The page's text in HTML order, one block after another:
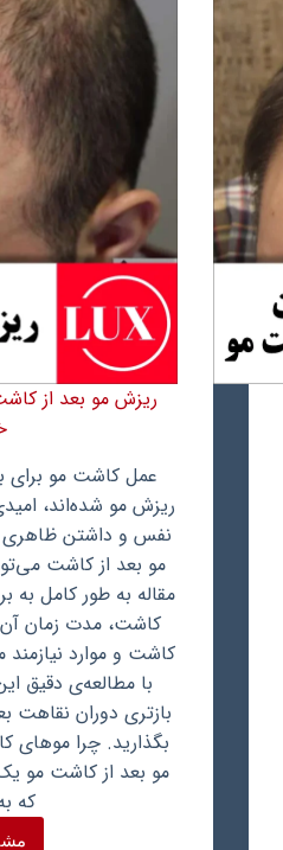
ریزش مو بعد از
عمل کاشت مو برای
ریزش مو شده‌اند،
نفس و داشتن ظاهری
مو بعد از کاشت
مقاله به طور کامل به
کاشت، مدت زمان
کاشت و موارد
با مطالعه‌ی دقیق
بازتری دوران
بگذارید. چرا موهای
مو بعد از کاشت مو
که